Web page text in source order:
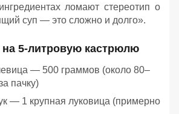
ломают стереотип о
суп — это сложно и долго».
5-литровую кастрюлю
— 500 граммов (около 80–
пачку)
— 1 крупная луковица (примерно